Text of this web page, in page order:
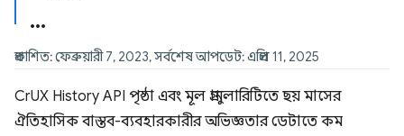
প্রকাশিত: ফেব্রুয়ারী 7, 2023, সর্বশেষ আপডেট: এপ্রিল 11, 2025
CrUX History API পৃষ্ঠা এবং মূল গ্রানুলারিটিতে ছয় মাসের
ঐতিহাসিক বাস্তব-ব্যবহারকারীর অভিজ্ঞতার ডেটাতে কম